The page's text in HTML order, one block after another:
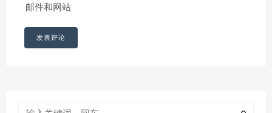
邮件和网站